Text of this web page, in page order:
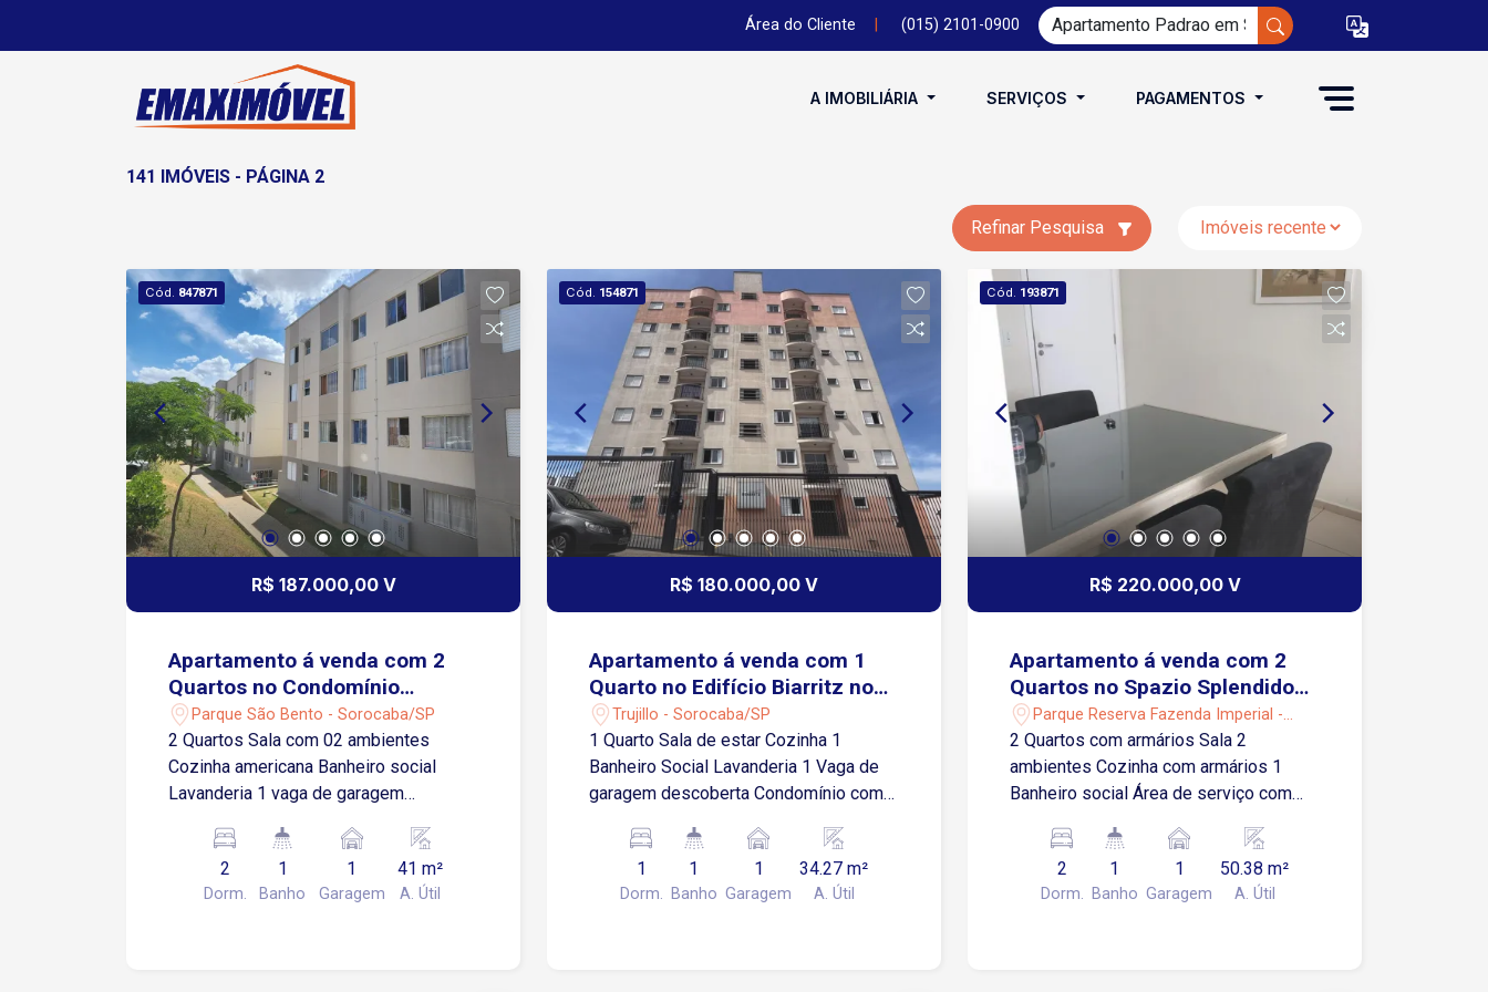
Área do Cliente (015) 2101-0900
A IMOBILIÁRIA SERVIÇOS PAGAMENTOS
141 IMÓVEIS - PÁGINA 2
Refinar Pesquisa
Cód. 847871
R$ 187.000,00 V
Apartamento á venda com 2
Quartos no Condomínio
Conquista Vila do Sol em
Sorocaba-SP
Parque São Bento - Sorocaba/SP
2 Quartos Sala com 02 ambientes
Cozinha americana Banheiro social
Lavanderia 1 vaga de garagem
Diferenciais: Apenas uma parede com o
vizinho Pia da cozinha em granito
Cozinha com moveis planejados Pia do
2
Dorm.
1
Banho
1
Garagem
41 m²
A. Útil
Cód. 154871
R$ 180.000,00 V
Apartamento á venda com 1
Quarto no Edifício Biarritz no
Trujillo em Sorocaba-SP
Trujillo - Sorocaba/SP
1 Quarto Sala de estar Cozinha 1
Banheiro Social Lavanderia 1 Vaga de
garagem descoberta Condomínio com :
Individual Gás Natural
1
Dorm.
1
Banho
1
Garagem
34.27 m²
A. Útil
Cód. 193871
R$ 220.000,00 V
Apartamento á venda com 2
Quartos no Spazio Splendido
em Sorocaba-SP
Parque Reserva Fazenda Imperial -
Sorocaba/SP
2 Quartos com armários Sala 2
ambientes Cozinha com armários 1
Banheiro social Área de serviço com
Condomínio oferece: Portaria 24 horas
Churrasqueira Piscina Playground Salão
de festas Localização: Localização:
2
Dorm.
1
Banho
1
Garagem
50.38 m²
A. Útil